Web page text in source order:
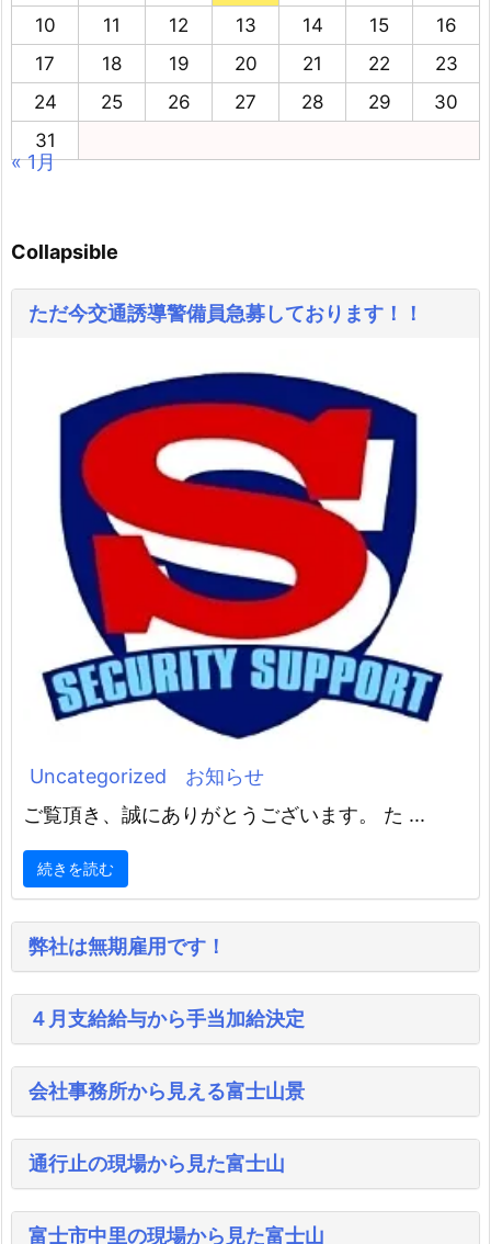
10
11 12 13 14 15
16
17
18 19 20 21 22
23
24
25 26 27 28 29
30
31
« 1月
Collapsible
ただ今交通誘導警備員急募しております！！
Uncategorized
お知らせ
ご覧頂き、誠にありがとうございます。 た ...
続きを読む
弊社は無期雇用です！
４月支給給与から手当加給決定
会社事務所から見える富士山景
通行止の現場から見た富士山
富士市中里の現場から見た富士山